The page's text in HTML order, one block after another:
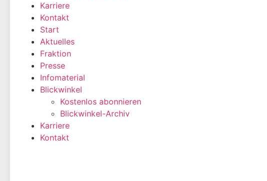
Karriere
Kontakt
Start
Aktuelles
Fraktion
Presse
Infomaterial
Blickwinkel
Kostenlos abonnieren
Blickwinkel-Archiv
Karriere
Kontakt